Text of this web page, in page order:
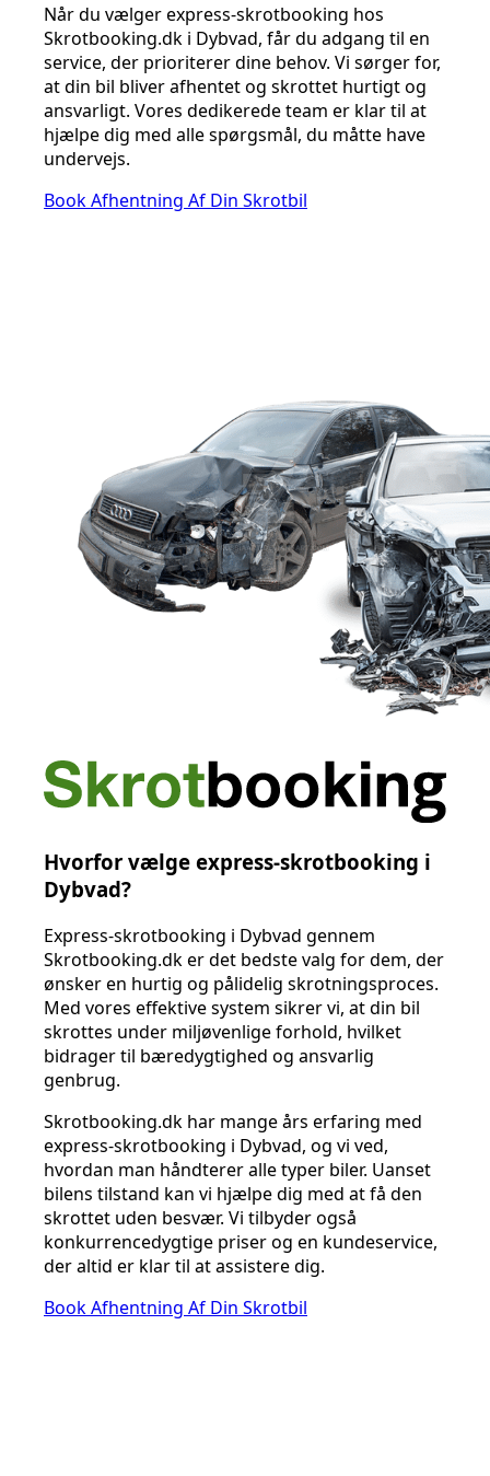
Når du vælger express-skrotbooking hos
Skrotbooking.dk i Dybvad, får du adgang til en
service, der prioriterer dine behov. Vi sørger for,
at din bil bliver afhentet og skrottet hurtigt og
ansvarligt. Vores dedikerede team er klar til at
hjælpe dig med alle spørgsmål, du måtte have
undervejs.
Book Afhentning Af Din Skrotbil
Hvorfor vælge express-skrotbooking i
Dybvad?
Express-skrotbooking i Dybvad gennem
Skrotbooking.dk er det bedste valg for dem, der
ønsker en hurtig og pålidelig skrotningsproces.
Med vores effektive system sikrer vi, at din bil
skrottes under miljøvenlige forhold, hvilket
bidrager til bæredygtighed og ansvarlig
genbrug.
Skrotbooking.dk har mange års erfaring med
express-skrotbooking i Dybvad, og vi ved,
hvordan man håndterer alle typer biler. Uanset
bilens tilstand kan vi hjælpe dig med at få den
skrottet uden besvær. Vi tilbyder også
konkurrencedygtige priser og en kundeservice,
der altid er klar til at assistere dig.
Book Afhentning Af Din Skrotbil